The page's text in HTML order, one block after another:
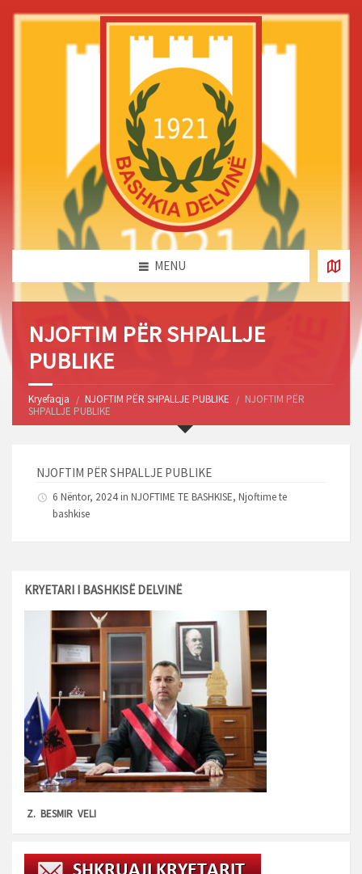
MENU
NJOFTIM PËR SHPALLJE
PUBLIKE
Kryefaqja NJOFTIM PËR SHPALLJE PUBLIKE
NJOFTIM PËR
SHPALLJE PUBLIKE
NJOFTIM PËR SHPALLJE PUBLIKE
6 Nëntor, 2024 in NJOFTIME TE BASHKISE, Njoftime te
bashkise
KRYETARI I BASHKISË DELVINË
Z. BESMIR VELI